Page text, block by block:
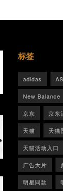
标签
adidas
New Balance
京东 京东
天猫 天猫
天猫活动入口
广告大片
明星同款